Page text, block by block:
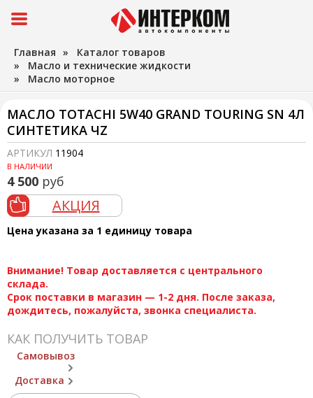
Главная » Каталог товаров
» Масло и технические жидкости
» Масло моторное
МАСЛО TOTACHI 5W40 GRAND TOURING SN 4Л
СИНТЕТИКА ЧZ
АРТИКУЛ 11904
В НАЛИЧИИ
4 500 руб
АКЦИЯ
Цена указана за 1 единицу товара
Внимание! Товар доставляется с центрального
склада.
Срок поставки в магазин — 1-2 дня. После заказа,
дождитесь, пожалуйста, звонка специалиста.
КАК ПОЛУЧИТЬ ТОВАР
Самовывоз
Доставка